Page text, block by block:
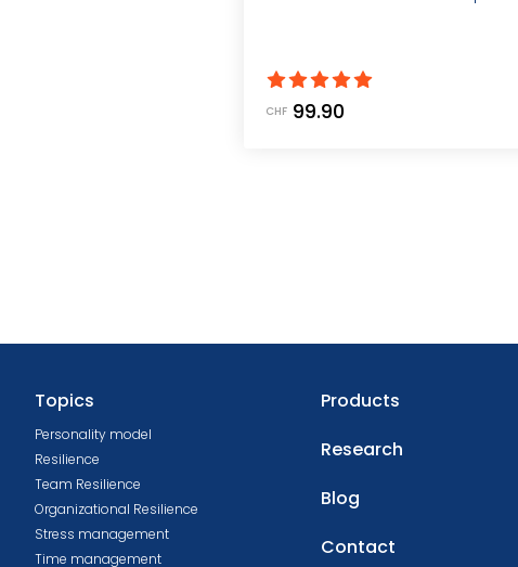
CHF 99.90
Topics
Personality model
Resilience
Team Resilience
Organizational Resilience
Stress management
Time management
Products
Research
Blog
Contact